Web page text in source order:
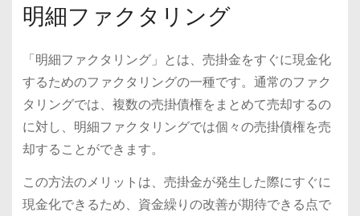
明細ファクタリング
「明細ファクタリング」とは、売掛金をすぐに現金化
するためのファクタリングの一種です。通常のファク
タリングでは、複数の売掛債権をまとめて売却するの
に対し、明細ファクタリングでは個々の売掛債権を売
却することができます。
この方法のメリットは、売掛金が発生した際にすぐに
現金化できるため、資金繰りの改善が期待できる点で